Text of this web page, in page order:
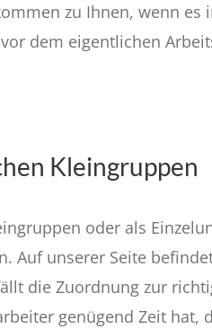
zu Ihnen, wenn
dem eigentlichen
Kleingruppen
oder als
Auf unserer Seite
die Zuordnung zur
genügend Zeit hat,